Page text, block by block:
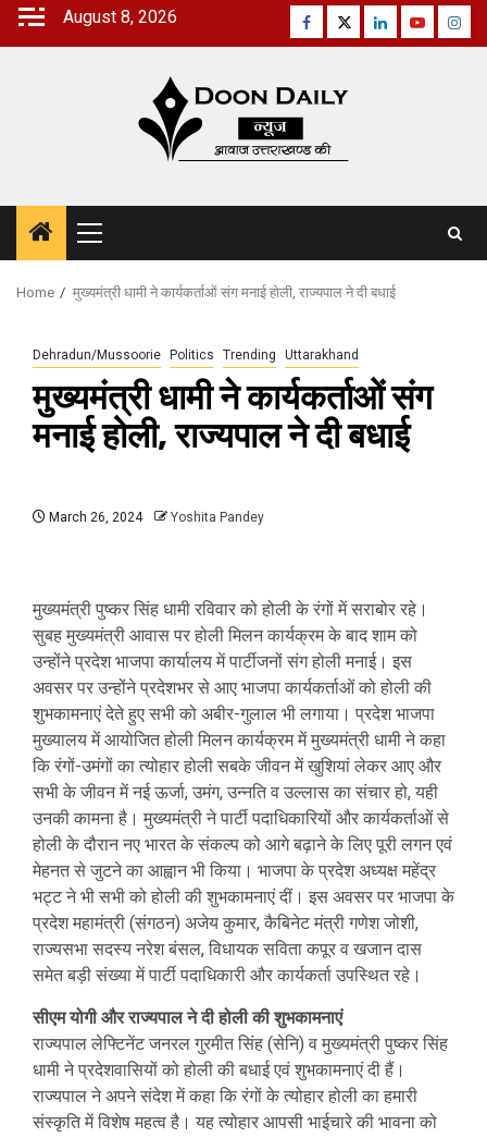
Skip
August 8, 2026 Facebook
TwitterLinkedinYoutube
Primary
Menu
Home मुख्यमंत्री धामी ने कार्यकर्ताओं संग मनाई होली, राज्यपाल ने दी बधाई
Dehradun/Mussoorie Politics Trending Uttarakhand
मुख्यमंत्री धामी ने कार्यकर्ताओं संग
मनाई होली, राज्यपाल ने दी बधाई
March 26, 2024 Yoshita Pandey
मुख्यमंत्री पुष्कर सिंह धामी रविवार को होली के रंगों में सराबोर रहे।
सुबह मुख्यमंत्री आवास पर होली मिलन कार्यक्रम के बाद शाम को
उन्होंने प्रदेश भाजपा कार्यालय में पार्टीजनों संग होली मनाई। इस
अवसर पर उन्होंने प्रदेशभर से आए भाजपा कार्यकर्ताओं को होली की
शुभकामनाएं देते हुए सभी को अबीर-गुलाल भी लगाया। प्रदेश भाजपा
मुख्यालय में आयोजित होली मिलन कार्यक्रम में मुख्यमंत्री धामी ने कहा
कि रंगों-उमंगों का त्योहार होली सबके जीवन में खुशियां लेकर आए और
सभी के जीवन में नई ऊर्जा, उमंग, उन्नति व उल्लास का संचार हो, यही
उनकी कामना है। मुख्यमंत्री ने पार्टी पदाधिकारियों और कार्यकर्ताओं से
होली के दौरान नए भारत के संकल्प को आगे बढ़ाने के लिए पूरी लगन एवं
मेहनत से जुटने का आह्वान भी किया। भाजपा के प्रदेश अध्यक्ष महेंद्र
भट्ट ने भी सभी को होली की शुभकामनाएं दीं। इस अवसर पर भाजपा के
प्रदेश महामंत्री (संगठन) अजेय कुमार, कैबिनेट मंत्री गणेश जोशी,
राज्यसभा सदस्य नरेश बंसल, विधायक सविता कपूर व खजान दास
समेत बड़ी संख्या में पार्टी पदाधिकारी और कार्यकर्ता उपस्थित रहे।
सीएम योगी और राज्यपाल ने दी होली की शुभकामनाएं
राज्यपाल लेफ्टिनेंट जनरल गुरमीत सिंह (सेनि) व मुख्यमंत्री पुष्कर सिंह
धामी ने प्रदेशवासियों को होली की बधाई एवं शुभकामनाएं दी हैं।
राज्यपाल ने अपने संदेश में कहा कि रंगों के त्योहार होली का हमारी
संस्कृति में विशेष महत्व है। यह त्योहार आपसी भाईचारे की भावना को